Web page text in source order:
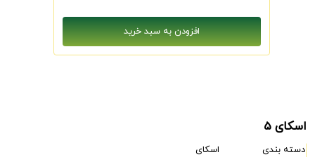
اسکای 5
دسته بندی
اسکای